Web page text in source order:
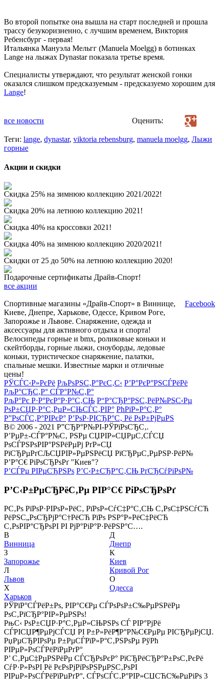
Во второй попытке она вышла на старт последней и прошла
трассу безукоризненно, с лучшим временем, Виктория
Ребенсбург - первая!
Итальянка Мануэла Мельгг (Manuela Moelgg) в ботинках
Lange на лыжах Dynastar показала третье время.
Специалисты утверждают, что результат женской гонки
оказался слишком предсказуемым - предсказуемо хорошим для
Lange!
все новости Оценить:
Теги: lange, dynastar, viktoria rebensburg, manuela moelgg, Лыжи
горные
Акции и скидки
Скидка 25% на зимнюю коллекцию 2021/2022!
Скидка 20% на летнюю коллекцию 2021!
Скидка 40% на кроссовки 2021!
Скидка 40% на зимнюю коллекцию 2020/2021!
Скидки от 25 до 50% на летнюю коллекцию 2020!
Подарочные сертификаты Драйв-Спорт!
все акции
Спортивные магазины «Драйв-Спорт» в Виннице,
Киеве, Днепре, Харькове, Одессе, Кривом Роге,
Запорожье и Львове. Снаряжение, одежда и
аксессуары для активного отдыха и спорта!
Велосипеды горные и bmx, роликовые коньки и
скейтборды, горные лыжи, сноуборды, ледовые
коньки, туристическое снаряжение, палатки,
спальные мешки. Известные марки и отличные
цены!
Facebook
РЎСЃС‹Р»РєРё РљРѕРЅС‚Р°РєС‚С‹ Р’Р°РєР°РЅСЃРёРё
РљР°СЂС‚Р° СЃР°Р№С‚Р°
РљР°Рє Р·Р°РєР°Р·Р°С‚СЊ Р“Р°СЂР°РЅС‚РёР№РЅС‹Рµ
РѕР±СЏР·Р°С‚РµР»СЊСЃС‚РІР° РћРїР»Р°С‚Р°
Р”РѕСЃС‚Р°РІРєР° Р’РѕР·РІСЂР°С‚ Рё РѕР±РјРµРЅ
В© 2006 - 2021 Р”СЂР°Р№РІ-РЎРїРѕСЂС‚.
Р’РµР±-СЃР°Р№С‚ РЅРµ СЏРІР»СЏРµС‚СЃСЏ
РѕСЃРЅРѕРІР°РЅРёРµРј РґР»СЏ
РїСЂРµРґСЉСЏРІР»РµРЅРёСЏ РїСЂРµС‚РµРЅР·РёР№
Р’Р°С€ РіРѕСЂРѕРґ "Киев"?
Р’СЃРµ РІРµСЂРЅРѕ Р’С‹Р±СЂР°С‚СЊ РґСЂСѓРіРѕР№
Р’С‹Р±РµСЂРёС‚Рµ РІР°С€ РіРѕСЂРѕРґ
Р­С‚Рѕ РїРѕР·РІРѕР»РёС‚ РїРѕР»СѓС‡Р°С‚СЊ С‚РѕС‡РЅСѓСЋ
РёРЅС„РѕСЂРјР°С†РёСЋ РїРѕ РЅР°Р»РёС‡РёСЋ
С‚РѕРІР°СЂРѕРІ РІ РјР°РіР°Р·РёРЅР°С….
В
Винница
З
Запорожье
Л
Львов
Х
Харьков
Д
Днепр
К
Киев
Кривой Рог
О
Одесса
РЎРїР°СЃРёР±Рѕ, РІР°С€Рµ СЃРѕРѕР±С‰РµРЅРёРµ
РѕС‚РїСЂР°РІР»РµРЅРѕ!
РњС‹ РѕР±СЏР·Р°С‚РµР»СЊРЅРѕ СЃ РІР°РјРё
СЃРІСЏР¶РµРјСЃСЏ РІ Р±Р»РёР¶Р°Р№С€РµРµ РІСЂРµРјСЏ.
РџРµСЂРІРѕРµ Р±РµСЃРїР»Р°С‚РЅРѕРµ РўРћ
РІРµР»РѕСЃРёРїРµРґР°
Р’ С‚РµС‡РµРЅРёРµ СЃСЂРѕРєР° РїСЂРёСЂР°Р±РѕС‚РєРё
СѓР·Р»РѕРІ Рё РєРѕРјРїРѕРЅРµРЅС‚РѕРІ
РІРµР»РѕСЃРёРїРµРґР°, СЃРѕСЃС‚Р°РІР»СЏСЋС‰РµРіРѕ 3